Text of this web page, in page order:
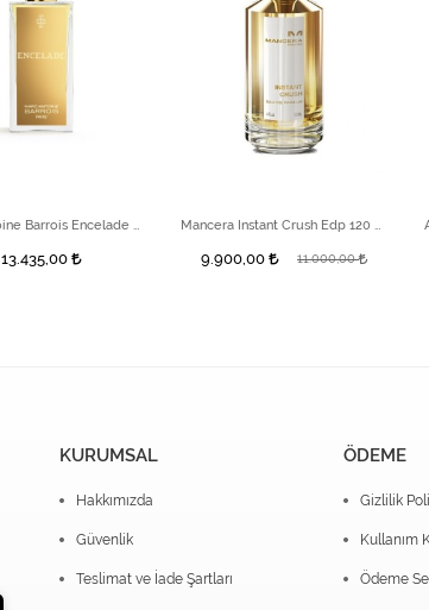
13.435,00 9.900,00 11.000,00
KURUMSAL
Hakkımızda
Güvenlik
Teslimat ve İade Şartları
ÖDEME
Gizlilik
Kullanım
Ödeme